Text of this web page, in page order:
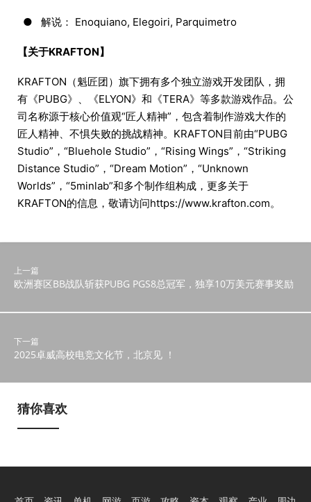
● 解说： Enoquiano, Elegoiri, Parquimetro
【关于KRAFTON】
KRAFTON（魁匠团）旗下拥有多个独立游戏开发团队，拥
有《PUBG》、《ELYON》和《TERA》等多款游戏作品。公
司名称源于核心价值观“匠人精神”，包含着制作游戏大作的
匠人精神、不惧失败的挑战精神。KRAFTON目前由“PUBG
Studio”，“Bluehole Studio”，“Rising Wings”，“Striking
Distance Studio”，“Dream Motion”，“Unknown
Worlds”，“5minlab”和多个制作组构成，更多关于
KRAFTON的信息，敬请访问https://www.krafton.com。
上一篇
欧洲赛区BB战队斩获PUBG PGS8总冠军，独享10万美元赛事奖励
下一篇
2025卓威高校电竞文化节，北京见 ！
猜你喜欢